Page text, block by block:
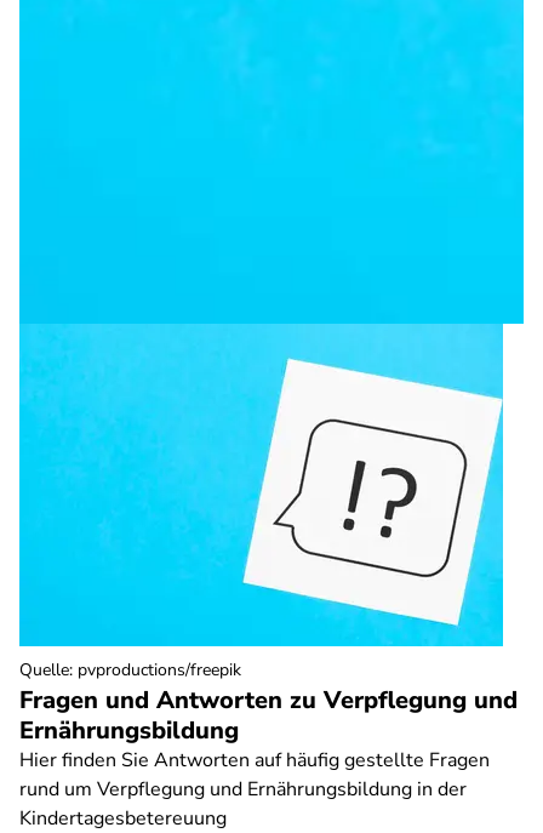
Fragen und Antworten zu Verpflegung und
Ernährungsbildung
Hier finden Sie Antworten auf häufig gestellte Fragen
rund um Verpflegung und Ernährungsbildung in der
Kindertagesbetereuung
Quelle: pvproductions/freepik